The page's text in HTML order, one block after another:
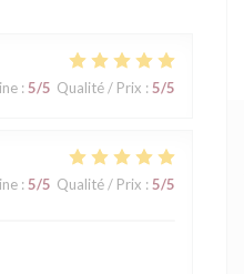
: 5/5 Qualité / Prix : 5/5
: 5/5 Qualité / Prix : 5/5